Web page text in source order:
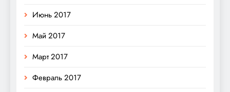
Июнь 2017
Май 2017
Март 2017
Февраль 2017